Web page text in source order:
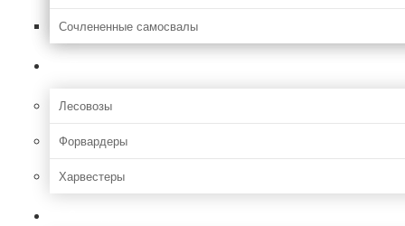
Сочлененные самосвалы
Лесовозы
Форвардеры
Харвестеры